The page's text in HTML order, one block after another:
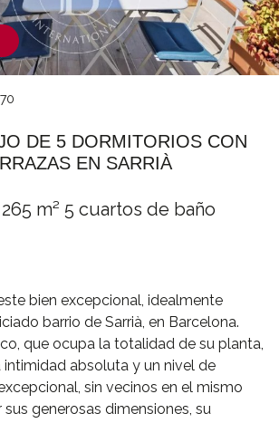
DE 5 DORMITORIOS CON
EN SARRIÀ
265 m² 5 cuartos de baño
bien excepcional, idealmente
barrio de Sarrià, en Barcelona.
que ocupa la totalidad de su planta,
absoluta y un nivel de
sin vecinos en el mismo
generosas dimensiones, su